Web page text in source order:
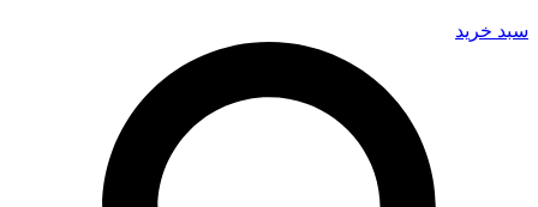
سبد خرید